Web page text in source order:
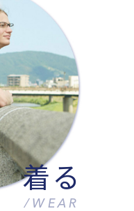
着る
/WEAR